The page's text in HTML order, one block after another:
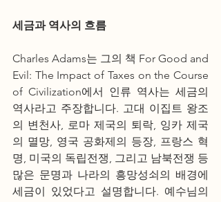
세금과 역사의 흐름
Charles Adams는 그의 책 For Good and
Evil: The Impact of Taxes on the Course
of Civilization에서 인류 역사는 세금의
역사라고 주장합니다. 고대 이집트 왕조
의 변천사, 로마 제국의 퇴락, 잉카 제국
의 멸망, 영국 공화제의 등장, 프랑스 혁
명, 미국의 독립전쟁, 그리고 남북전쟁 등
많은 문명과 나라의 흥망성쇠의 배경에
세금이 있었다고 설명합니다. 예수님의